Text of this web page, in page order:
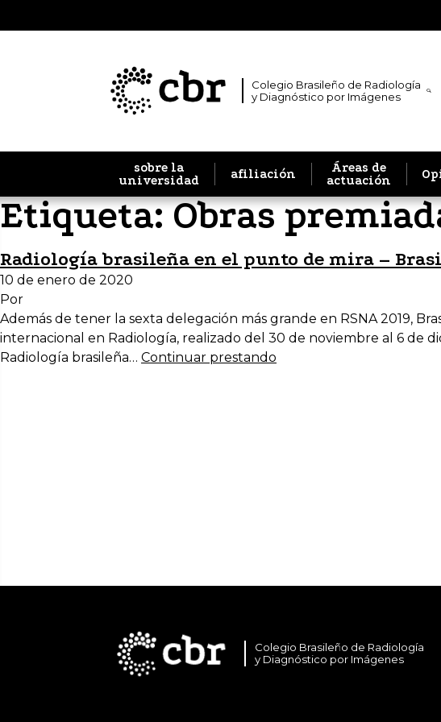
Colegio Brasileño de Radiología
y Diagnóstico por Imágenes
sobre la
universidad
afiliación
Áreas de
actuación
Etiqueta:Obras
Radiología brasileña en el punto de mira –
10 de enero de 2020
Por
Además de tener la sexta delegación más grande en RSNA 2019,
internacional en Radiología, realizado del 30 de noviembre al 6 de
Radiología brasileña… Continuar prestando
Colegio Brasileño de Radiología
y Diagnóstico por Imágenes